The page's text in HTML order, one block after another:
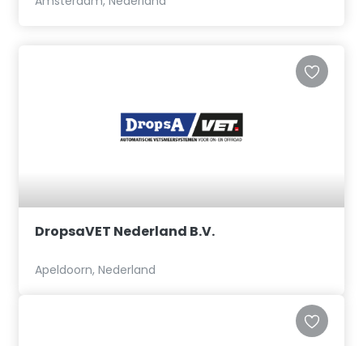
DropsaVET Nederland B.V.
Apeldoorn, Nederland